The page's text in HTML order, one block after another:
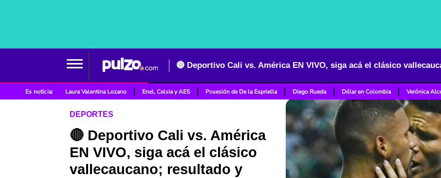
Es noticia: Laura Valentina Lozano Enel, Celsia y AES Posesión de De la Espriella Diego Rueda Dólar en Colombia Verónica
DEPORTES
🔴 Deportivo Cali vs. América
EN VIVO, siga acá el clásico
vallecaucano; resultado y